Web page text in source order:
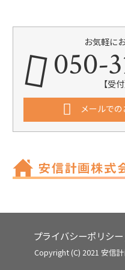
お気軽に
050-【受
メールで
プライバシーポリシー
Copyright (C) 2021 安信